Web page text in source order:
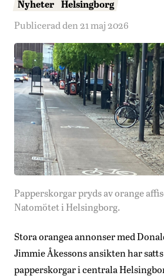
Nyheter Helsingborg
Publicerad den 21 maj 2026
Papperskorgar pryds av orange
Natomötet i Helsingborg.
Stora orangea annonser med
Jimmie Åkessons ansikten har
papperskorgar i centrala